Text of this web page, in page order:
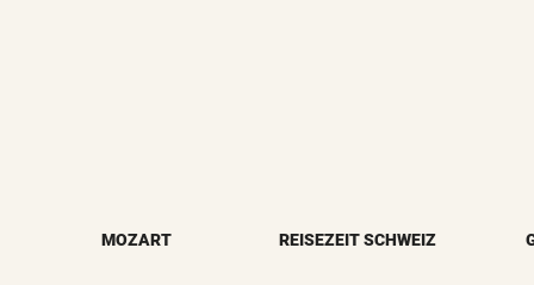
MOZART REISEZEIT SCHWEIZ